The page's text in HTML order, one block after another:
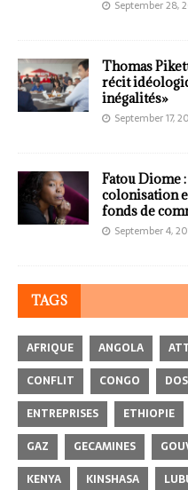
September 28,
Thomas
récit
inégalités»
September 17,
Fatou Diome
colonisation
fonds de
September 4,
TAGS
AFRIQUE ANGOLA
CONFLIT
CONGO
ENTREPRISES
ETHIOPIE
GAZ
GECAMINES
KENYA
KINSHASA